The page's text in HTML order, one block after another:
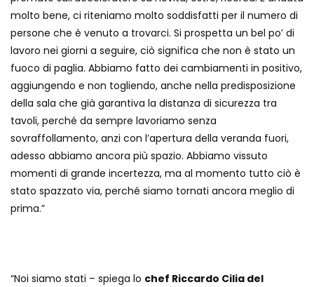
molto bene, ci riteniamo molto soddisfatti per il numero di
persone che è venuto a trovarci. Si prospetta un bel po’ di
lavoro nei giorni a seguire, ciò significa che non è stato un
fuoco di paglia. Abbiamo fatto dei cambiamenti in positivo,
aggiungendo e non togliendo, anche nella predisposizione
della sala che già garantiva la distanza di sicurezza tra
tavoli, perché da sempre lavoriamo senza
sovraffollamento, anzi con l’apertura della veranda fuori,
adesso abbiamo ancora più spazio. Abbiamo vissuto
momenti di grande incertezza, ma al momento tutto ciò è
stato spazzato via, perché siamo tornati ancora meglio di
prima.”
“Noi siamo stati – spiega lo chef Riccardo Cilia del